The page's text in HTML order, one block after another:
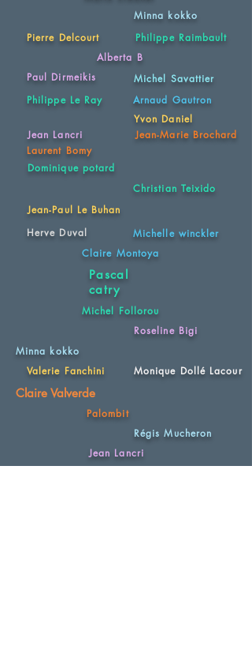
Minna kokko
Pierre Delcourt
Philippe Raimbault
Alberta B
Paul Dirmeikis
Philippe Le Ray
Michel Savattier
Arnaud Gautron
Yvon Daniel
Jean Lancri
Jean-Marie Brochard
Laurent Bomy
Dominique potard
Christian Teixido
Jean-Paul Le Buhan
Herve Duval
Michelle winckler
Claire Montoya
Pascal
catry
Michel Follorou
Roseline Bigi
Minna kokko
Valerie Fanchini
Monique Dollé Lacour
Claire Valverde
Palombit
Régis Mucheron
Jean Lancri